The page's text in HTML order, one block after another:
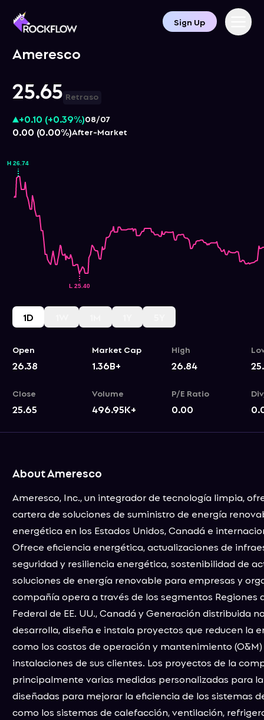
Sign Up
Ameresco
25.65 Retraso
+0.10 (+0.39%)08/07
0.00 (0.00%)After-Market
1D
Open
26.38
Market Cap
1.36B+
High
26.84
Close
25.65
Volume
496.95K+
P/E Ratio
0.00
About Ameresco
Ameresco, Inc., un integrador de tecnología limpia,
cartera de soluciones de suministro de energía
energética en los Estados Unidos, Canadá e
Ofrece eficiencia energética, actualizaciones de
seguridad y resiliencia energética, sostenibilidad de
soluciones de energía renovable para empresas y
compañía opera a través de los segmentos Regiones
Federal de EE. UU., Canadá y Generación distribuida
desarrolla, diseña e instala proyectos que reducen la
como los costos de operación y mantenimiento
instalaciones de sus clientes. Los proyectos de la
principalmente varias medidas personalizadas para
diseñadas para mejorar la eficiencia de los sistemas
como los sistemas de calefacción, ventilación,